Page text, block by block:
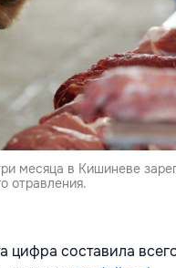
месяца в Кишиневе
отравления.
цифра составила